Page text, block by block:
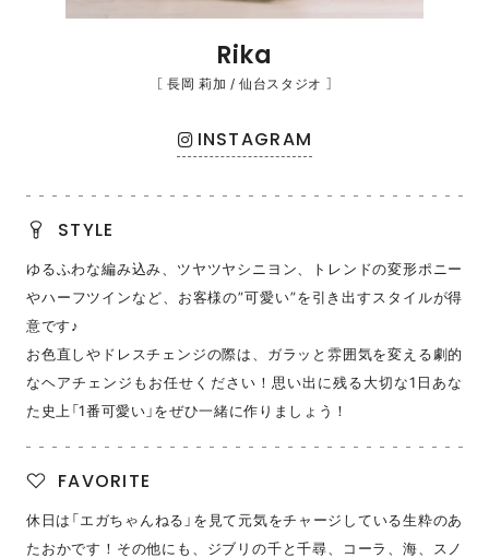
Rika
［ 長岡 莉加 / 仙台スタジオ ］
INSTAGRAM
STYLE
ゆるふわな編み込み、ツヤツヤシニヨン、トレンドの変形ポニー
やハーフツインなど、お客様の”可愛い”を引き出すスタイルが得
意です♪
お色直しやドレスチェンジの際は、ガラッと雰囲気を変える劇的
なヘアチェンジもお任せください！思い出に残る大切な1日あな
た史上「1番可愛い」をぜひ一緒に作りましょう！
FAVORITE
休日は「エガちゃんねる」を見て元気をチャージしている生粋のあ
たおかです！その他にも、ジブリの千と千尋、コーラ、海、スノ